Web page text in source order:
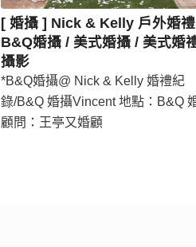
[ 婚攝 ] Nick & Kelly 戶外婚
B&Q婚攝 / 美式婚攝 / 美式婚
攝影
*B&Q婚攝@ Nick & Kelly 婚禮紀
錄/B&Q 婚攝Vincent 地點：B&Q
顧問：王亭又婚顧